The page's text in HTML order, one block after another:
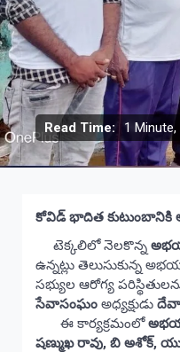
Read Time: 1
కోవిడ్ భాదిత కుటుంబానికి
టెక్కలిలో నెలకొన్న
ఉన్నట్లు తెలుసుకున్న
సభ్యుల ఆరోగ్య
సేవాసంఘం అధ్యక్షుడు
ఈ కార్యక్రమంలో
షణ్ముఖ రావు, బి అశోక్,